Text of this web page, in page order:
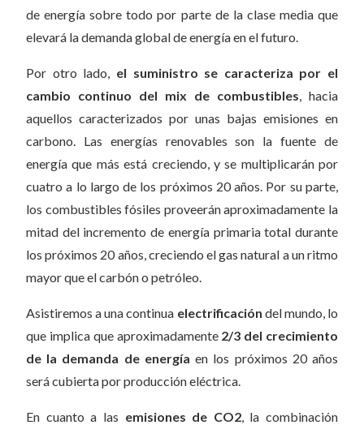
de energía sobre todo por parte de la clase media que
elevará la demanda global de energía en el futuro.
Por otro lado, el suministro se caracteriza por el
cambio continuo del mix de combustibles, hacia
aquellos caracterizados por unas bajas emisiones en
carbono. Las energías renovables son la fuente de
energía que más está creciendo, y se multiplicarán por
cuatro a lo largo de los próximos 20 años. Por su parte,
los combustibles fósiles proveerán aproximadamente la
mitad del incremento de energía primaria total durante
los próximos 20 años, creciendo el gas natural a un ritmo
mayor que el carbón o petróleo.
Asistiremos a una continua electrificación del mundo, lo
que implica que aproximadamente 2/3 del crecimiento
de la demanda de energía en los próximos 20 años
será cubierta por producción eléctrica.
En cuanto a las emisiones de CO2, la combinación